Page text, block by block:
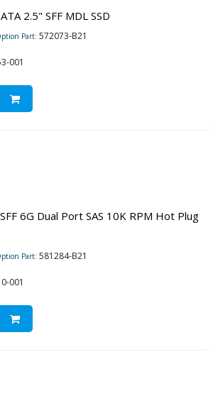
2.5" SFF MDL SSD
Part: 572073-B21
001
6G Dual Port SAS 10K RPM Hot Plug
Part: 581284-B21
001